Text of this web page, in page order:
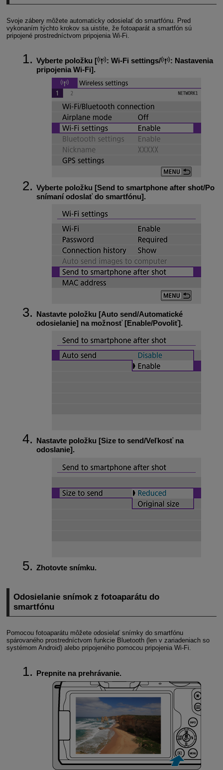
Svoje zábery môžete automaticky odosielať do smartfónu. Pred
vykonaním týchto krokov sa uistite, že fotoaparát a smartfón sú
pripojené prostredníctvom pripojenia Wi-Fi
Vyberte položku [ : Wi-Fi settings/ : Nastavenia
pripojenia Wi-Fi].
Vyberte položku [Send to smartphone after shot/Po
snímaní odoslať do smartfónu].
Nastavte položku [Auto send/Automatické
odosielanie] na možnosť [Enable/Povoliť].
Nastavte položku [Size to send/Veľkosť na
odoslanie].
Zhotovte snímku.
Odosielanie snímok z fotoaparátu do
smartfónu
Pomocou fotoaparátu môžete odosielať snímky do smartfónu
spárovaného prostredníctvom funkcie Bluetooth (len v zariadeniach so
systémom Android) alebo pripojeného pomocou pripojenia Wi-Fi.
Prepnite na prehrávanie.